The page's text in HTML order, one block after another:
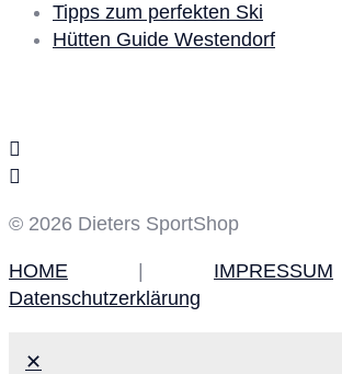
Tipps zum perfekten Ski
Hütten Guide Westendorf
© 2026 Dieters SportShop
HOME | IMPRESSUM
Datenschutzerklärung
✕